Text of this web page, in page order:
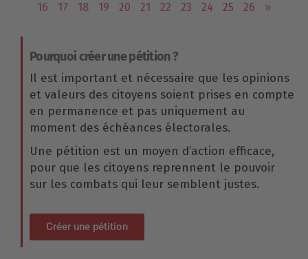
16
17 18 19 20 21 22 23 24 25 26 »
Pourquoi créer une pétition ?
Il est important et nécessaire que les opinions
et valeurs des citoyens soient prises en compte
en permanence et pas uniquement au
moment des échéances électorales.
Une pétition est un moyen d’action efficace,
pour que les citoyens reprennent le pouvoir
sur les combats qui leur semblent justes.
Créer une pétition